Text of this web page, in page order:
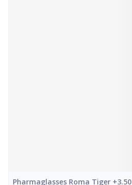
Pharmaglasses Roma Tiger +3.50